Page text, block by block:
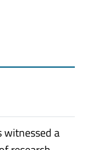
witnessed a